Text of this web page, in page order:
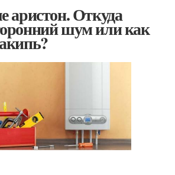
аристон. Откуда
шум или как